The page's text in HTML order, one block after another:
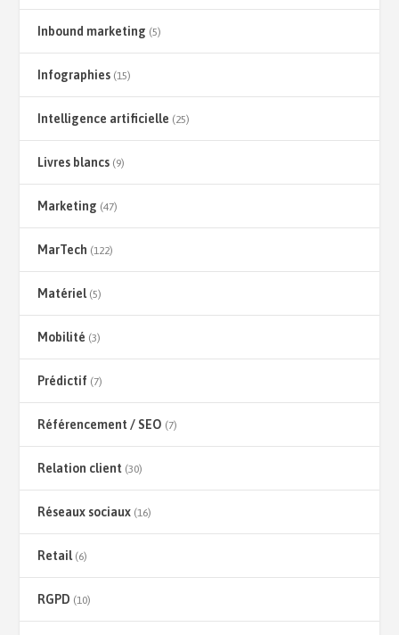
Inbound marketing (5)
Infographies (15)
Intelligence artificielle (25)
Livres blancs (9)
Marketing (47)
MarTech (122)
Matériel(5)
Mobilité (3)
Prédictif (7)
Référencement / SEO (7)
Relation client (30)
Réseaux sociaux (16)
Retail(6)
RGPD (10)